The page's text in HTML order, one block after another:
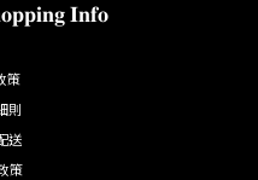
𝐈𝐧𝐟𝐨
策
則
送
策